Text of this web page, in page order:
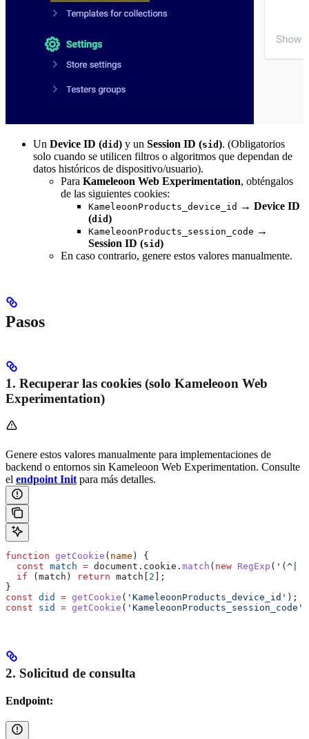
Un Device ID (did ) y un Session ID (sid ). (Obligatorios
solo cuando se utilicen filtros o algoritmos que dependan de
datos históricos de dispositivo/usuario).
Para Kameleoon Web Experimentation, obténgalos
de las siguientes cookies:
KameleoonProducts_device_id → Device ID
(did )
KameleoonProducts_session_code →
Session ID (sid )
En caso contrario, genere estos valores manualmente.
Pasos
1. Recuperar las cookies (solo Kameleoon Web
Experimentation)
Genere estos valores manualmente para implementaciones de
backend o entornos sin Kameleoon Web Experimentation. Consulte
el endpoint Init para más detalles.
function getCookie ( name ) {
  const
match = document . cookie . match ( new RegExp ( '(^|
  if
( match ) return match 2 ];
}
const did = getCookie ( 'KameleoonProducts_device_id' );
const sid = getCookie ( 'KameleoonProducts_session_code'
2. Solicitud de consulta
Endpoint: